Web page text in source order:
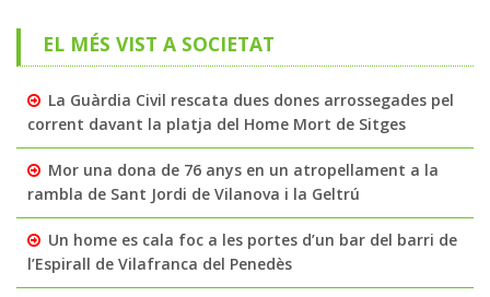
EL MÉS VIST A SOCIETAT
La Guàrdia Civil rescata dues dones arrossegades pel
corrent davant la platja del Home Mort de Sitges
Mor una dona de 76 anys en un atropellament a la
rambla de Sant Jordi de Vilanova i la Geltrú
Un home es cala foc a les portes d’un bar del barri de
l’Espirall de Vilafranca del Penedès